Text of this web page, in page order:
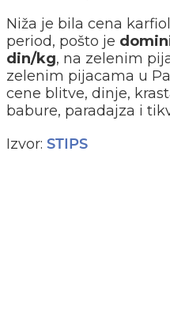
Niža je bila cena
period, pošto je
din/kg, na zelenim
zelenim pijacama u
cene blitve, dinje,
babure, paradajza i
Izvor: STIPS